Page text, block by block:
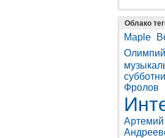
Облако
Maple
Фролов